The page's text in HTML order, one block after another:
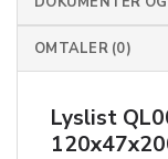
OMTALER (0)
Lyslist